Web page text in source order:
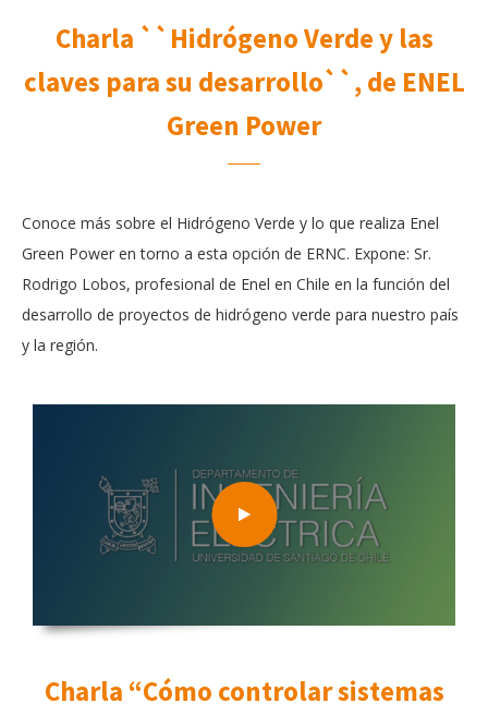
Charla ``Hidrógeno Verde y las
claves para su desarrollo``, de ENEL
Green Power
Conoce más sobre el Hidrógeno Verde y lo que realiza Enel
Green Power en torno a esta opción de ERNC. Expone: Sr.
Rodrigo Lobos, profesional de Enel en Chile en la función del
desarrollo de proyectos de hidrógeno verde para nuestro país
y la región.
Charla “Cómo controlar sistemas